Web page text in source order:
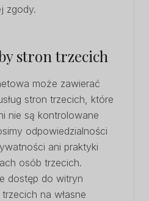
zgody.
stron trzecich
może zawierać
stron trzecich, które
nie są kontrolowane
odpowiedzialności
ani praktyki
osób trzecich.
dostęp do witryn
na własne